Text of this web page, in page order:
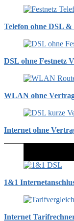
Telefon ohne DSL
DSL ohne Festnetz
WLAN ohne
Internet ohne
1&1
Internet